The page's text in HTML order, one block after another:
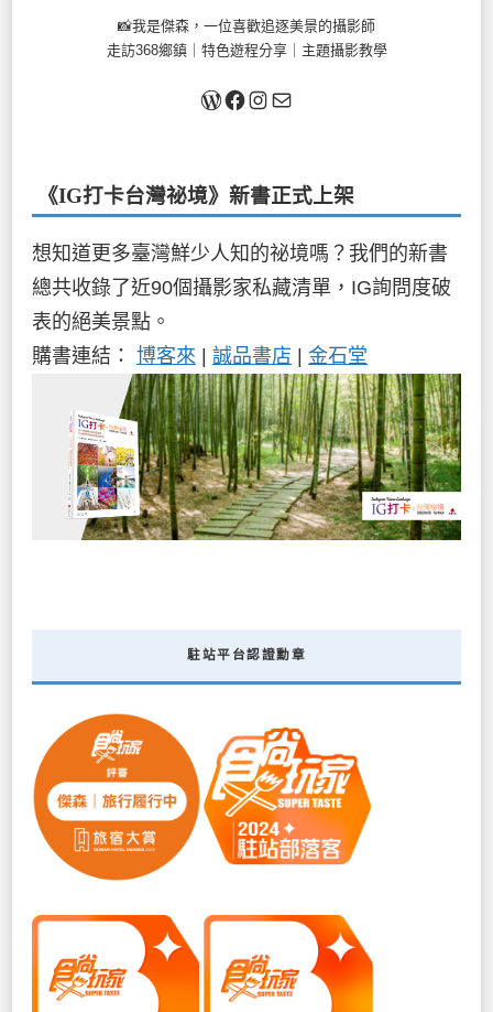
📸我是傑森，一位喜歡追逐美景的攝影師
走訪368鄉鎮｜特色遊程分享｜主題攝影教學
關於我Facebook
Instagram
《IG打卡台灣祕境》新書正式上架
想知道更多臺灣鮮少人知的祕境嗎？我們的新書
總共收錄了近90個攝影家私藏清單，IG詢問度破
表的絕美景點。
購書連結： 博客來 | 誠品書店 | 金石堂
駐站平台認證勳章